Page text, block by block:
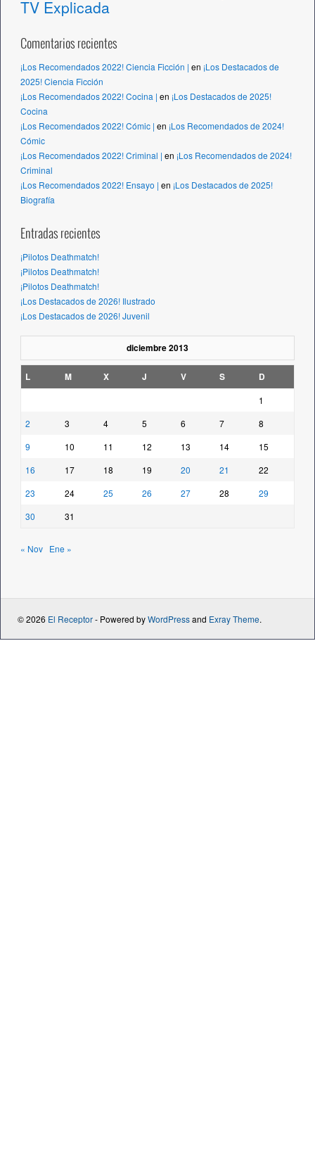
TV Explicada
Comentarios recientes
¡Los Recomendados 2022! Ciencia Ficción | en ¡Los Destacados de
2025! Ciencia Ficción
¡Los Recomendados 2022! Cocina | en ¡Los Destacados de 2025!
Cocina
¡Los Recomendados 2022! Cómic | en ¡Los Recomendados de 2024!
Cómic
¡Los Recomendados 2022! Criminal | en ¡Los Recomendados de 2024!
Criminal
¡Los Recomendados 2022! Ensayo | en ¡Los Destacados de 2025!
Biografía
Entradas recientes
¡Pilotos Deathmatch!
¡Pilotos Deathmatch!
¡Pilotos Deathmatch!
¡Los Destacados de 2026! Ilustrado
¡Los Destacados de 2026! Juvenil
diciembre 2013
L M X J V S D
1
2
3 4 5 6 7
8
9
10 11 12 13 14
15
16
17 18 19 20 21
22
23
24 25 26 27 28
29
30
31
« Nov Ene »
© 2026 El Receptor- Powered byWordPressand Exray Theme.